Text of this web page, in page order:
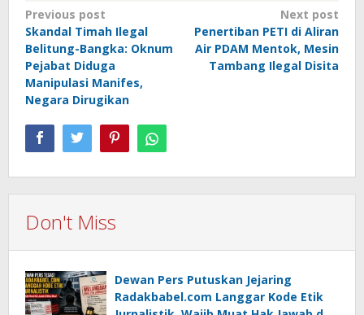
Post
navigation
Previous post
Skandal Timah Ilegal
Belitung-Bangka: Oknum
Pejabat Diduga
Manipulasi Manifes,
Negara Dirugikan
Next post
Penertiban PETI di Aliran
Air PDAM Mentok, Mesin
Tambang Ilegal Disita
Don't Miss
Dewan Pers Putuskan Jejaring
Radakbabel.com Langgar Kode Etik